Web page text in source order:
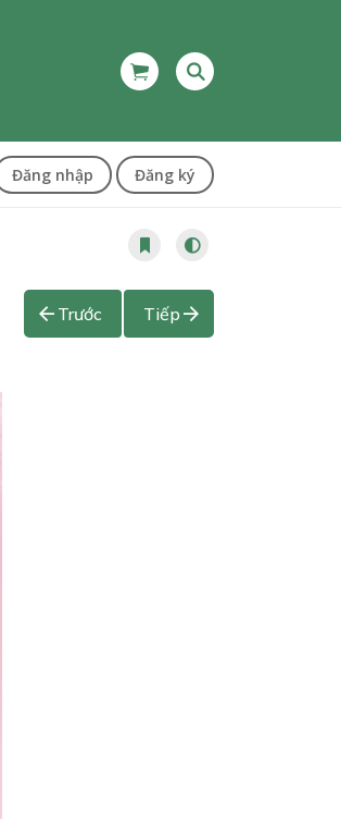
Đăng nhập Đăng ký
Trước Tiếp